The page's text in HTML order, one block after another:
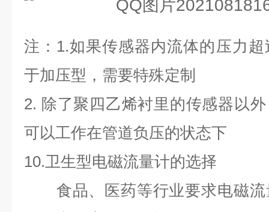
注： 1.如果传感器内流体的压力
于加压型，需要特殊定制
2. 除了聚四乙烯衬里的传感器以
可以工作在管道负压的状态下
10.卫生型电磁流量计的选择
食品、医药等行业要求电磁流